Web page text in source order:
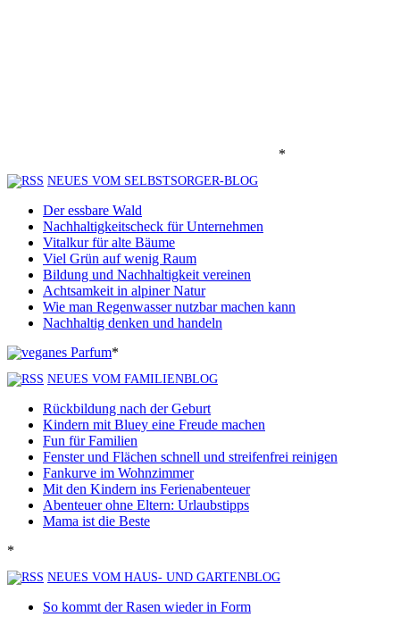
*
NEUES VOM SELBSTSORGER-BLOG
Der essbare Wald
Nachhaltigkeitscheck für Unternehmen
Vitalkur für alte Bäume
Viel Grün auf wenig Raum
Bildung und Nachhaltigkeit vereinen
Achtsamkeit in alpiner Natur
Wie man Regenwasser nutzbar machen kann
Nachhaltig denken und handeln
*
NEUES VOM FAMILIENBLOG
Rückbildung nach der Geburt
Kindern mit Bluey eine Freude machen
Fun für Familien
Fenster und Flächen schnell und streifenfrei reinigen
Fankurve im Wohnzimmer
Mit den Kindern ins Ferienabenteuer
Abenteuer ohne Eltern: Urlaubstipps
Mama ist die Beste
*
NEUES VOM HAUS- UND GARTENBLOG
So kommt der Rasen wieder in Form